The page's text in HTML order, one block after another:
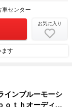
車センター
お気に入り
ます
インブルーモーシ
ｏｔｈオーディ